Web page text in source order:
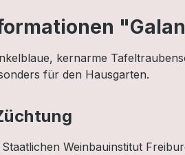
kernarme
für den Hausgarten.
Weinbauinstitut